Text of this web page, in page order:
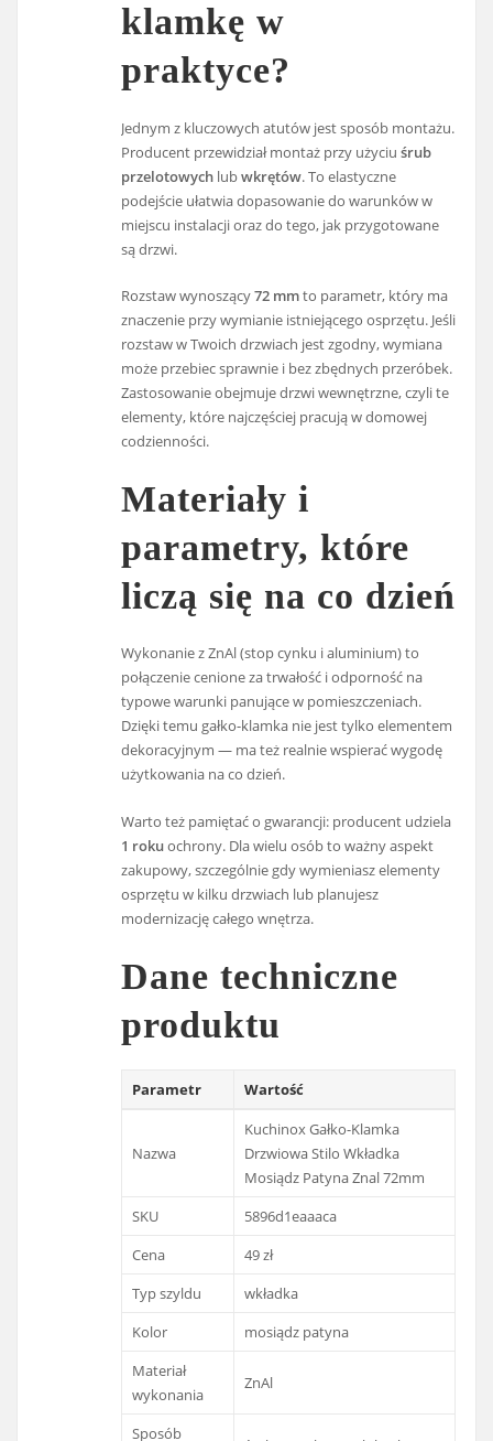
klamkę w
praktyce?
Jednym z kluczowych atutów jest sposób montażu.
Producent przewidział montaż przy użyciuśrub
przelotowych lubwkrętów. To elastyczne
podejście ułatwia dopasowanie do warunków w
miejscu instalacji oraz do tego, jak przygotowane
są drzwi.
Rozstaw wynoszący72 mmto parametr, który ma
znaczenie przy wymianie istniejącego osprzętu. Jeśli
rozstaw w Twoich drzwiach jest zgodny, wymiana
może przebiec sprawnie i bez zbędnych przeróbek.
Zastosowanie obejmuje drzwi wewnętrzne, czyli te
elementy, które najczęściej pracują w domowej
codzienności.
Materiały i
parametry, które
liczą się na co dzień
Wykonanie z ZnAl (stop cynku i aluminium) to
połączenie cenione za trwałość i odporność na
typowe warunki panujące w pomieszczeniach.
Dzięki temu gałko-klamka nie jest tylko elementem
dekoracyjnym — ma też realnie wspierać wygodę
użytkowania na co dzień.
Warto też pamiętać o gwarancji: producent udziela
1 rokuochrony. Dla wielu osób to ważny aspekt
zakupowy, szczególnie gdy wymieniasz elementy
osprzętu w kilku drzwiach lub planujesz
modernizację całego wnętrza.
Dane techniczne
produktu
Parametr Wartość
Nazwa
Kuchinox Gałko-Klamka
Drzwiowa Stilo Wkładka
Mosiądz Patyna Znal 72mm
SKU
5896d1eaaaca
Cena
49 zł
Typ szyldu
wkładka
Kolor
mosiądz patyna
Materiał
wykonania
ZnAl
Sposób